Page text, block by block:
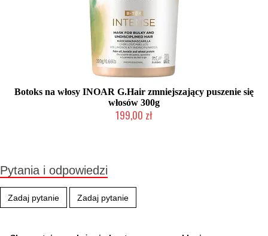
Botoks na włosy INOAR G.Hair zmniejszający puszenie się
włosów 300g
199,00 zł
Pytania i odpowiedzi
Zadaj pytanie Zadaj pytanie